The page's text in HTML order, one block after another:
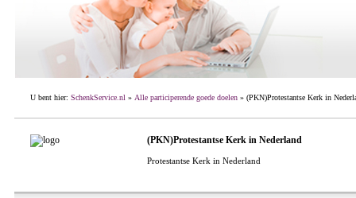
U bent hier: SchenkService.nl » Alle participerende goede doelen» (PKN)Protestantse Kerk in
(PKN)Protestantse Kerk in Nederland
Protestantse Kerk in Nederland